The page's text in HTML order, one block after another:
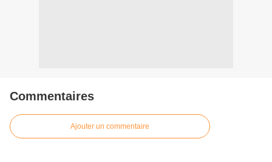
Commentaires
Ajouter un commentaire